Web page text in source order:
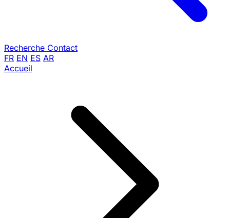
Recherche Contact
FR EN ES AR
Accueil